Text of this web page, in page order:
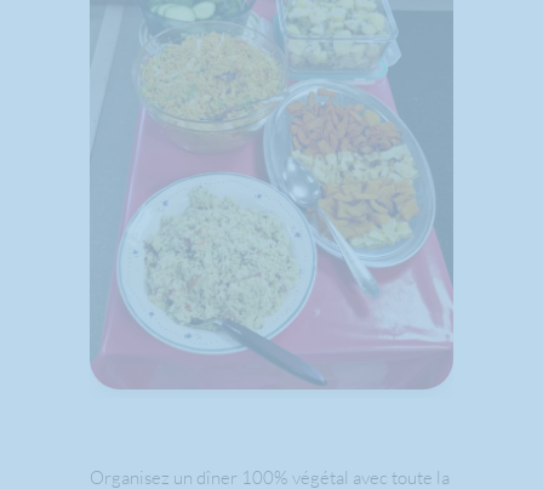
Organisez un dîner 100% végétal avec toute la